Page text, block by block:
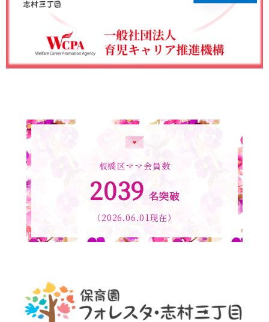
板橋区ママ会員数
2039 名突破
（2026.06.01現在）